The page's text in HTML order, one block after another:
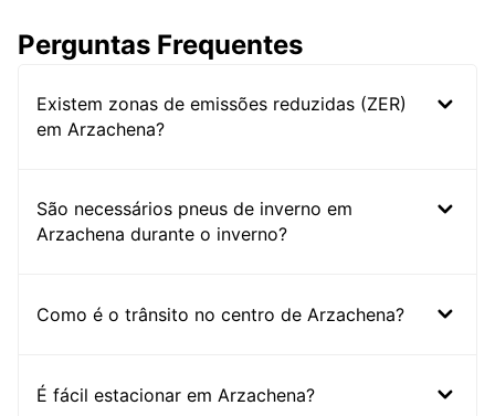
Perguntas Frequentes
Existem zonas de emissões reduzidas (ZER)
em Arzachena?
São necessários pneus de inverno em
Arzachena durante o inverno?
Como é o trânsito no centro de Arzachena?
É fácil estacionar em Arzachena?